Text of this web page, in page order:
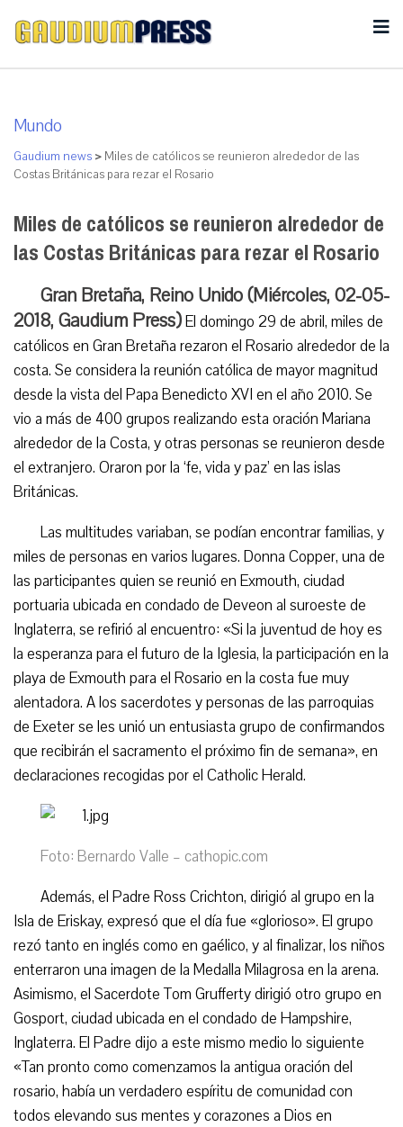
Mundo
Gaudium news > Miles de católicos se reunieron alrededor de las
Costas Británicas para rezar el Rosario
Miles de católicos se reunieron alrededor de
las Costas Británicas para rezar el Rosario
Gran Bretaña, Reino Unido (Miércoles, 02-05-
2018, Gaudium Press)El domingo 29 de abril, miles de
católicos en Gran Bretaña rezaron el Rosario alrededor de la
costa. Se considera la reunión católica de mayor magnitud
desde la vista del Papa Benedicto XVI en el año 2010. Se
vio a más de 400 grupos realizando esta oración Mariana
alrededor de la Costa, y otras personas se reunieron desde
el extranjero. Oraron por la ‘fe, vida y paz’ en las islas
Británicas.
Las multitudes variaban, se podían encontrar familias, y
miles de personas en varios lugares. Donna Copper, una de
las participantes quien se reunió en Exmouth, ciudad
portuaria ubicada en condado de Deveon al suroeste de
Inglaterra, se refirió al encuentro: «Si la juventud de hoy es
la esperanza para el futuro de la Iglesia, la participación en la
playa de Exmouth para el Rosario en la costa fue muy
alentadora. A los sacerdotes y personas de las parroquias
de Exeter se les unió un entusiasta grupo de confirmandos
que recibirán el sacramento el próximo fin de semana», en
declaraciones recogidas por el Catholic Herald.
Foto: Bernardo Valle – cathopic.com
Además, el Padre Ross Crichton, dirigió al grupo en la
Isla de Eriskay, expresó que el día fue «glorioso». El grupo
rezó tanto en inglés como en gaélico, y al finalizar, los niños
enterraron una imagen de la Medalla Milagrosa en la arena.
Asimismo, el Sacerdote Tom Grufferty dirigió otro grupo en
Gosport, ciudad ubicada en el condado de Hampshire,
Inglaterra. El Padre dijo a este mismo medio lo siguiente
«Tan pronto como comenzamos la antigua oración del
rosario, había un verdadero espíritu de comunidad con
todos elevando sus mentes y corazones a Dios en